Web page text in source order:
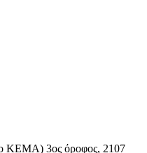
ΚΕΜΑ) 3ος όροφος, 2107